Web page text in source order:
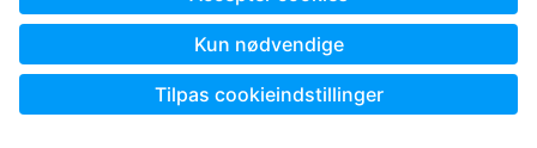
Pixum - om os
Presserum
Service